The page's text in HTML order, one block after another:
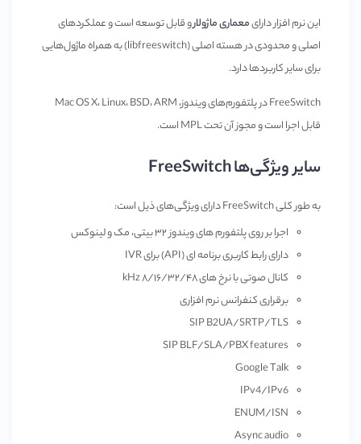
این نرم افزار دارایمعماری ماژولارو قابل توسعه است و عملکردهای
اصلی و محدودی در هسته اصلی (libfreeswitch) به همراه ماژول‌هایی
برای سایر کاربردها دارد.
FreeSwitch در پلتفورم‌های ویندوز، Mac OS X، Linux، BSD، ARM
قابل اجرا است و مجوز آن تحت MPL است.
سایر ویژگی‌ها FreeSwitch
به طور کلی FreeSwitch دارای ویژگی‌های ذیل است:
اجرا بر روی پلتفورم های ویندوز ۳۲ بیتی، مک و لینوکس
دارای رابط کاربری برنامه ای (API) برای IVR
کانال صوتی با نرخ های ۸/۱۶/۳۲/۴۸ kHz
برقراری کنفرانس نرم افزاری
SIP B2UA/SRTP/TLS
SIP BLF/SLA/PBX features
Google Talk
IPv4/IPv6
ENUM/ISN
Async audio